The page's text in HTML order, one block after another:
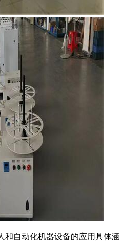
和自动化机器设备的应用具体涵